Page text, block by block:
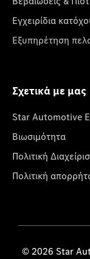
Εγχειρίδια
Εξυπηρέτηση
Σχετικά με μας
Star Automotive
Βιωσιμότητα
Πολιτική
Πολιτική
© 2026 Star